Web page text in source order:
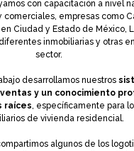
con capacitación a nivel
empresas como
Ciudad y Estado de México,
inmobiliarias y otras
sector.
desarrollamos nuestros
y un conocimiento
raíces, específicamente para
de vivienda residencial.
algunos de los